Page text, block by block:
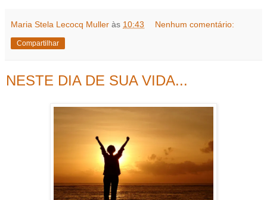
Maria Stela Lecocq Muller às 10:43 Nenhum comentário:
Compartilhar
NESTE DIA DE SUA VIDA...